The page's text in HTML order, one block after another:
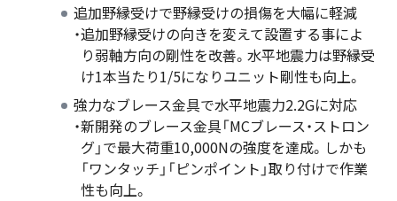
追加野縁受けで野縁受けの損傷を大幅に軽減
・追加野縁受けの向きを変えて設置する事によ
り弱軸方向の剛性を改善。水平地震力は野縁受
け1本当たり1/5になりユニット剛性も向上。
強力なブレース金具で水平地震力2.2Gに対応
・新開発のブレース金具「MCブレース・ストロン
グ」で最大荷重10,000Nの強度を達成。しかも
「ワンタッチ」「ピンポイント」取り付けで作業
性も向上。